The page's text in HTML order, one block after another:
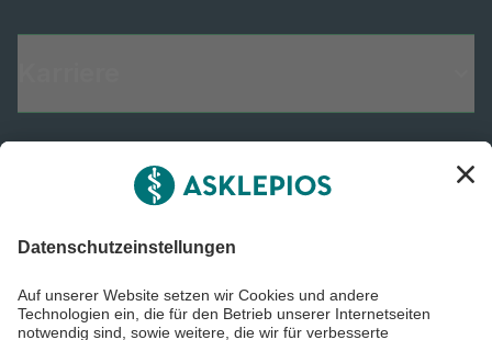
Informiert bleiben